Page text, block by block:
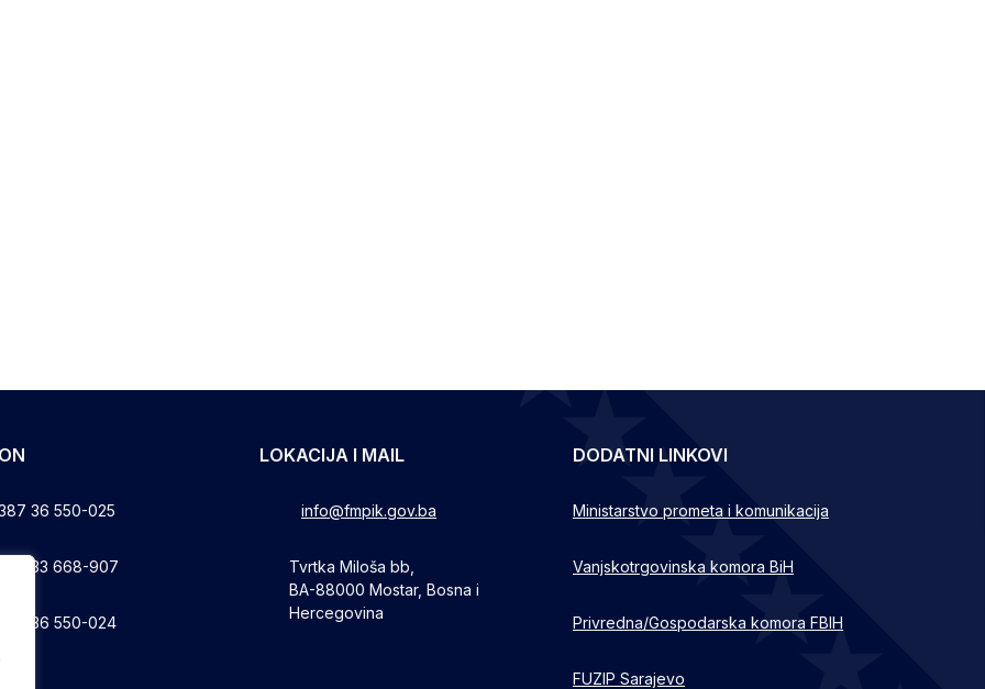
36 550-025
33 668-907
36 550-024
LOKACIJA I MAIL
info@fmpik.gov.ba
Tvrtka Miloša bb,
BA-88000 Mostar, Bosna i
Hercegovina
DODATNI LINKOVI
Ministarstvo prometa i komunikacija
Vanjskotrgovinska komora BiH
Privredna/Gospodarska komora FBIH
FUZIP Sarajevo